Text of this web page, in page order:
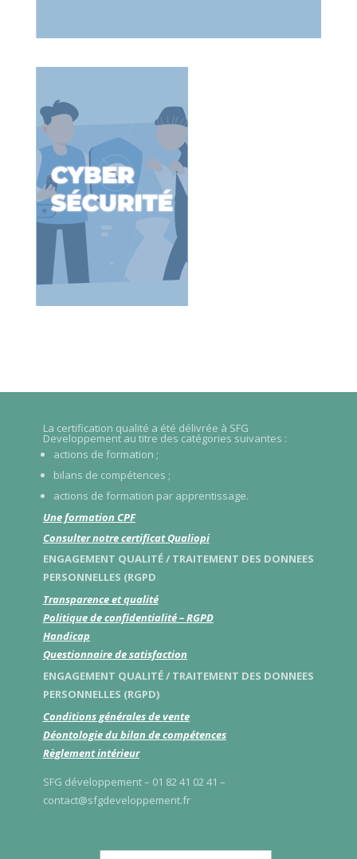
La certification qualité a été délivrée à SFG
Developpement au titre des catégories suivantes :
actions de formation ;
bilans de compétences ;
actions de formation par apprentissage.
Une formation CPF
Consulter notre certificat Qualiopi
ENGAGEMENT QUALITÉ / TRAITEMENT DES DONNEES
PERSONNELLES (RGPD
Transparence et qualité
Politique de confidentialité – RGPD
Handicap
Questionnaire de satisfaction
ENGAGEMENT QUALITÉ / TRAITEMENT DES DONNEES
PERSONNELLES (RGPD)
Conditions générales de vente
Déontologie du bilan de compétences
Règlement intérieur
SFG développement – 01 82 41 02 41 –
contact@sfgdeveloppement.fr